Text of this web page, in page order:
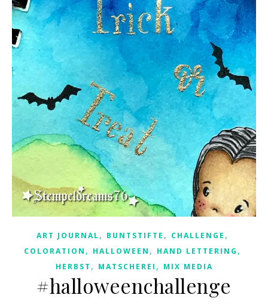
ART JOURNAL, BUNTSTIFTE , CHALLENGE ,
COLORATION , HALLOWEEN , HAND LETTERING ,
HERBST , MATSCHEREI , MIX MEDIA
#halloweenchallenge